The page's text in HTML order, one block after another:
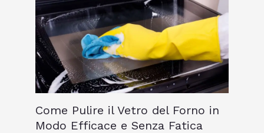
Come Pulire il Vetro del Forno in
Modo Efficace e Senza Fatica